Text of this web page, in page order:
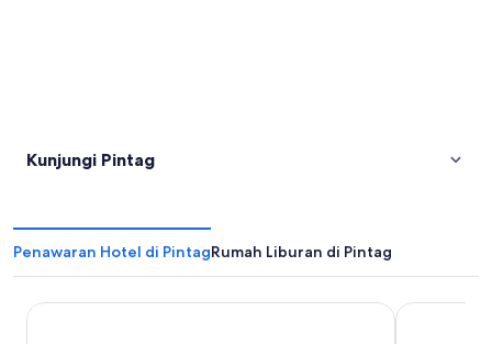
Kunjungi Pintag
Penawaran Hotel di PintagRumah Liburan di Pintag
Wyndham Quito Airport JW